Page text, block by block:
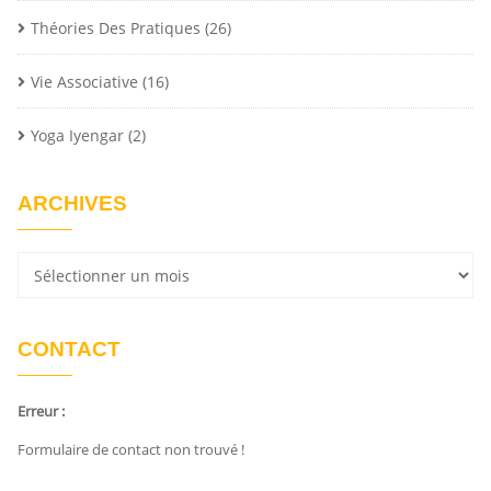
Théories Des Pratiques (26)
Vie Associative (16)
Yoga Iyengar (2)
ARCHIVES
CONTACT
Erreur :
Formulaire de contact non trouvé !